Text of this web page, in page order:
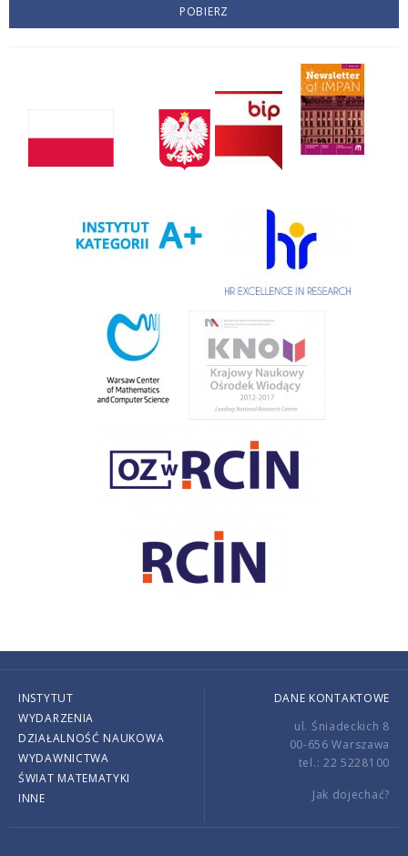
POBIERZ
INSTYTUT
WYDARZENIA
DZIAŁALNOŚĆ NAUKOWA
WYDAWNICTWA
ŚWIAT MATEMATYKI
INNE
DANE KONTAKTOWE
ul. Śniadeckich 8
00-656 Warszawa
tel.: 22 5228100
Jak dojechać?